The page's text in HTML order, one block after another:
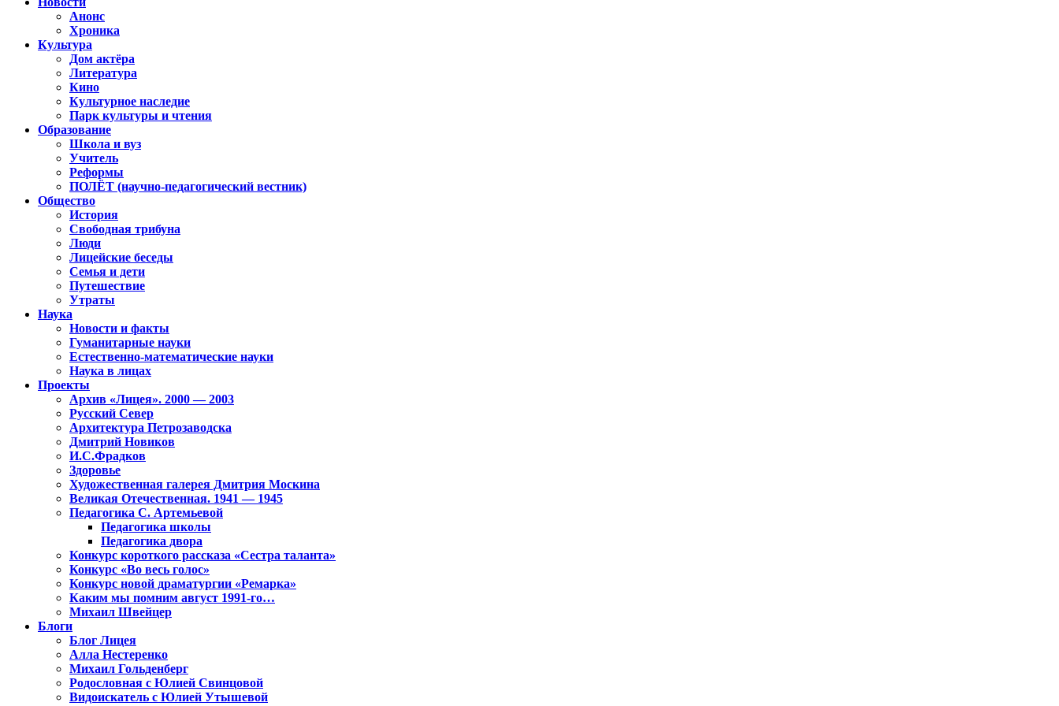
Анонс
Хроника
Культура
Дом актёра
Литература
Кино
Культурное наследие
Парк культуры и чтения
Образование
Школа и вуз
Учитель
Реформы
ПОЛЁТ (научно-педагогический вестник)
Общество
История
Свободная трибуна
Люди
Лицейские беседы
Семья и дети
Путешествие
Утраты
Наука
Новости и факты
Гуманитарные науки
Естественно-математические науки
Наука в лицах
Проекты
Архив «Лицея». 2000 — 2003
Русский Север
Архитектура Петрозаводска
Дмитрий Новиков
И.С.Фрадков
Здоровье
Художественная галерея Дмитрия Москина
Великая Отечественная. 1941 — 1945
Педагогика С. Артемьевой
Педагогика школы
Педагогика двора
Конкурс короткого рассказа «Сестра таланта»
Конкурс «Во весь голос»
Конкурс новой драматургии «Ремарка»
Каким мы помним август 1991-го…
Михаил Швейцер
Блоги
Блог Лицея
Алла Нестеренко
Михаил Гольденберг
Родословная с Юлией Свинцовой
Видоискатель с Юлией Утышевой